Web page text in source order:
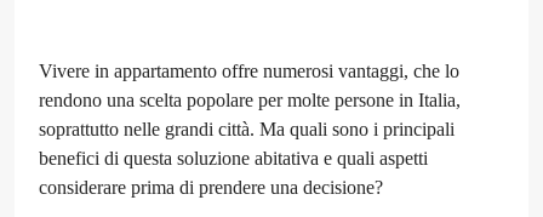
Vivere in appartamento offre numerosi vantaggi, che lo
rendono una scelta popolare per molte persone in Italia,
soprattutto nelle grandi città. Ma quali sono i principali
benefici di questa soluzione abitativa e quali aspetti
considerare prima di prendere una decisione?